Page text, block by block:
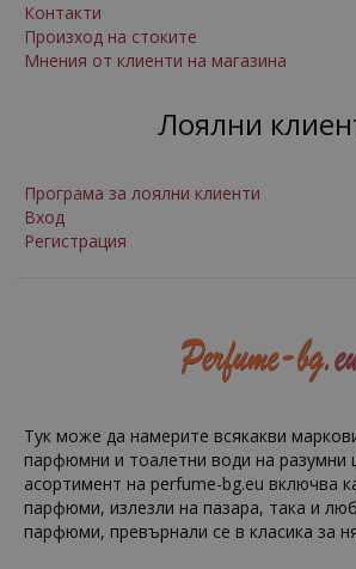
Контакти
Произход на стоките
Мнения от клиенти на магазина
Лоялни
Програма за лоялни клиенти
Вход
Регистрация
Тук може да намерите всякакви
парфюмни и тоалетни води на разумни
асортимент на perfume-bg.eu включва
парфюми, излезли на пазара, така и
парфюми, превърнали се в класика за